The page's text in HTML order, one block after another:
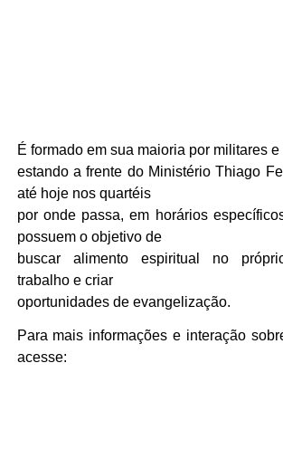
É formado em sua maioria por militares
estando a frente do Ministério Thiago
até hoje nos quartéis
por onde passa, em horários
possuem o objetivo de
buscar alimento espiritual no
trabalho e criar
oportunidades de evangelização.
Para mais informações e interação
acesse: